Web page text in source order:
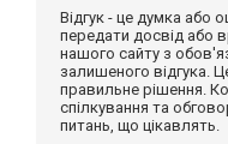
Відгук - це думка або
передати досвід або
нашого сайту з
залишеного відгука.
правильне рішення.
спілкування та
питань, що цікавлять.